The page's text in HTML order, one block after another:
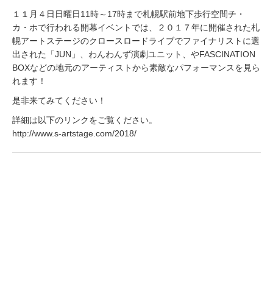
１１月４日日曜日11時～17時まで札幌駅前地下歩行空間チ・
カ・ホで行われる開幕イベントでは、２０１７年に開催された札
幌アートステージのクロースロードライブでファイナリストに選
出された「JUN」、わんわんず演劇ユニット、やFASCINATION
BOXなどの地元のアーティストから素敵なパフォーマンスを見ら
れます！
是非来てみてください！
詳細は以下のリンクをご覧ください。
http://www.s-artstage.com/2018/